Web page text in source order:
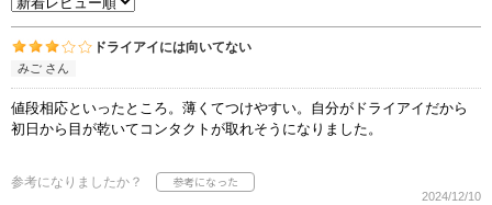
ドライアイには向いてない
みご さん
値段相応といったところ。薄くてつけやすい。自分がドライアイだから
初日から目が乾いてコンタクトが取れそうになりました。
参考になりましたか？
2024/12/10